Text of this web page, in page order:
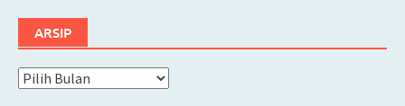
ARSIP
Arsip